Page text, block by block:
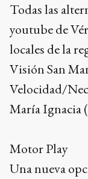
Todas las
youtube de
locales de la
Visión San
Velocidad/
María Ignacia
Motor Play
Una nueva